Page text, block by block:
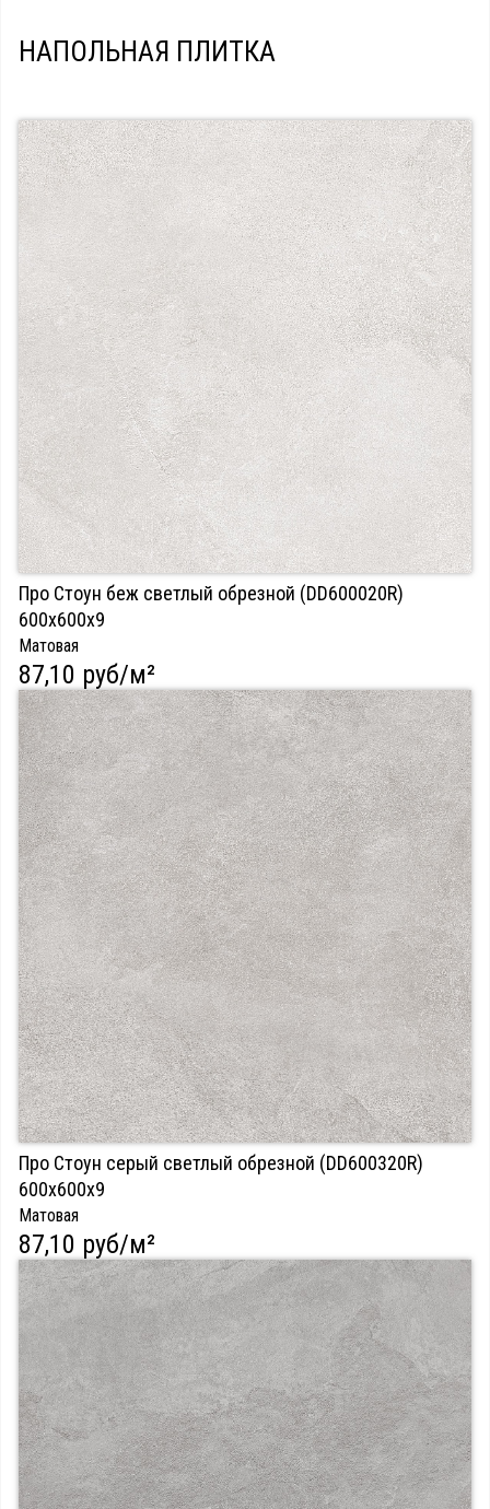
НАПОЛЬНАЯ ПЛИТКА
Про Стоун беж светлый обрезной (DD600020R)
600х600х9
Матовая
87,10 руб/м²
Про Стоун серый светлый обрезной (DD600320R)
600х600х9
Матовая
87,10 руб/м²